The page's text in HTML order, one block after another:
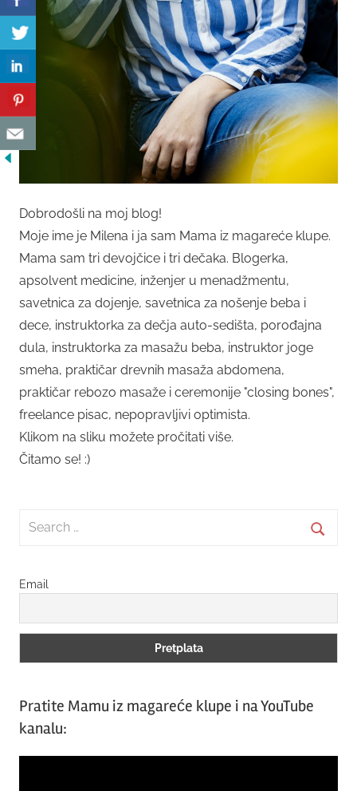
Dobrodošli na moj blog!
Moje ime je Milena i ja sam Mama iz magareće klupe.
Mama sam tri devojčice i tri dečaka. Blogerka,
apsolvent medicine, inženjer u menadžmentu,
savetnica za dojenje, savetnica za nošenje beba i
dece, instruktorka za dečja auto-sedišta, porođajna
dula, instruktorka za masažu beba, instruktor joge
smeha, praktičar drevnih masaža abdomena,
praktičar rebozo masaže i ceremonije "closing bones",
freelance pisac, nepopravljivi optimista.
Klikom na sliku možete pročitati više.
Čitamo se! :)
Search
Email
Pratite Mamu iz magareće klupe i na YouTube
kanalu: